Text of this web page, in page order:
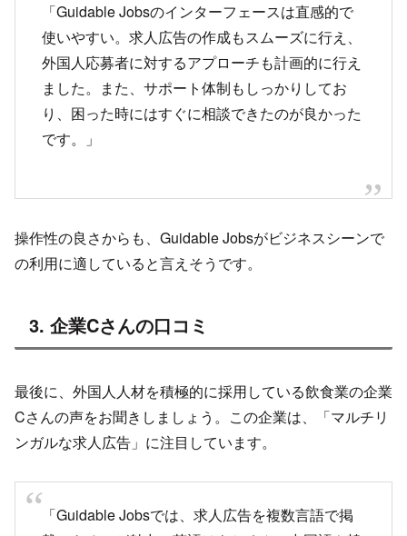
「Guidable Jobsのインターフェースは直感的で
使いやすい。求人広告の作成もスムーズに行え、
外国人応募者に対するアプローチも計画的に行え
ました。また、サポート体制もしっかりしてお
り、困った時にはすぐに相談できたのが良かった
です。」
操作性の良さからも、Guidable Jobsがビジネスシーンで
の利用に適していると言えそうです。
3. 企業Cさんの口コミ
最後に、外国人人材を積極的に採用している飲食業の企業
Cさんの声をお聞きしましょう。この企業は、「マルチリ
ンガルな求人広告」に注目しています。
「Guidable Jobsでは、求人広告を複数言語で掲